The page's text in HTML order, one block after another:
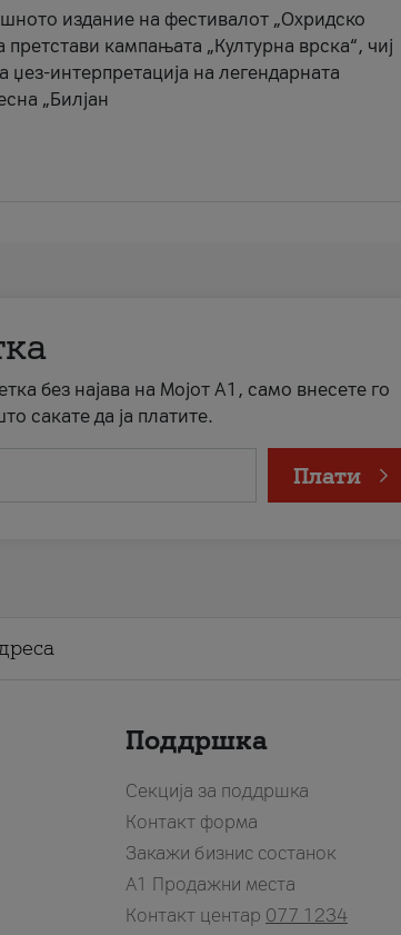
издание на фестивалот „Охридско
претстави кампањата „Културна врска“, чиј
џез-интерпретација на легендарната
„Билјан
без најава на Мојот А1, само внесете го
сакате да ја платите.
Плати
Поддршка
Секција за поддршка
Контакт форма
Закажи бизнис состанок
A1 Продажни места
Контакт центар 077 1234